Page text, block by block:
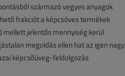
származó vegyes anyagok
frakciót a képcsöves termékek
mellett jelentős mennyiség kerül
megoldás ellen hat az igen nagy
képcsőüveg-feldolgozás